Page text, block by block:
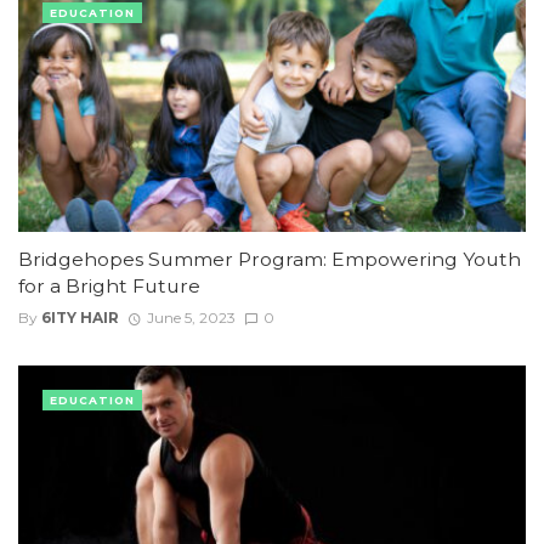
Bridgehopes Summer Program: Empowering Youth
for a Bright Future
By 6ITY HAIR June 5, 2023 0
EDUCATION
EDUCATION